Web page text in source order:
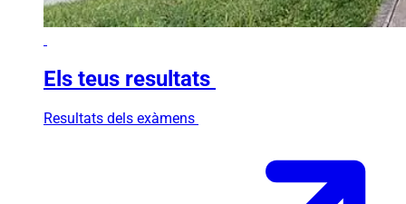
Els teus resultats
Resultats dels exàmens